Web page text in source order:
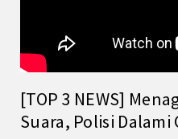
[TOP 3 NEWS]
Suara, Polisi Dalami